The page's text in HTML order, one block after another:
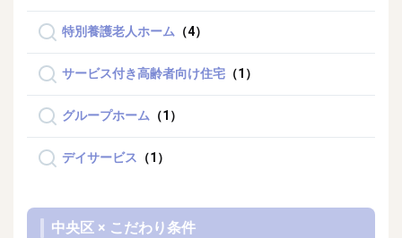
特別養護老人ホーム （4）
サービス付き高齢者向け住宅 （1）
グループホーム （1）
デイサービス （1）
中央区 × こだわり条件